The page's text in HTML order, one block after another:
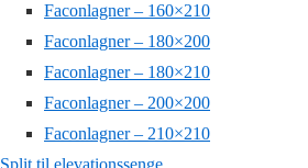
Faconlagner – 160×210
Faconlagner – 180×200
Faconlagner – 180×210
Faconlagner – 200×200
Faconlagner – 210×210
Split til elevationssenge